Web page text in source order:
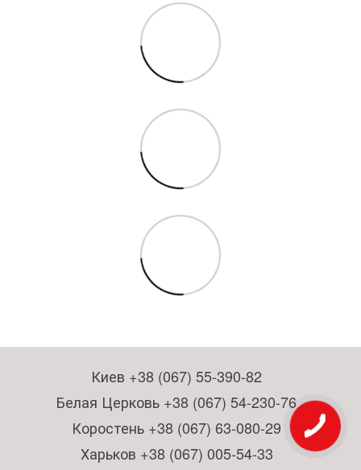
Киев +38 (067) 55-390-82
Белая Церковь +38 (067) 54-230-76
Коростень +38 (067) 63-080-29
Харьков +38 (067) 005-54-33